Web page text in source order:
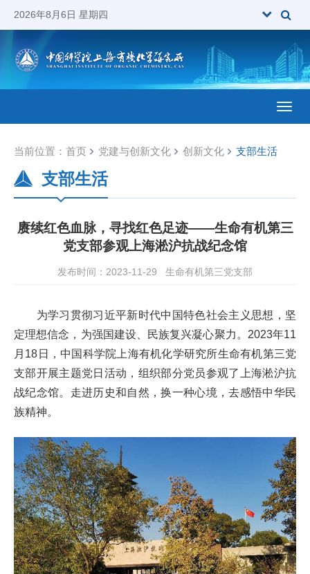
2026年8月6日 星期四
当前位置： 首页 党建与创新文化 创新文化 支部生活
支部生活
赓续红色血脉，寻找红色足迹——生命有机第三
党支部参观上海淞沪抗战纪念馆
发布时间：2023-11-29 生命有机第三党支部
为学习贯彻习近平新时代中国特色社会主义思想，坚
定理想信念，为强国建设、民族复兴凝心聚力。 2023年11
月 18 日，中国科学院上海有机化学研究所生命有机第三党
支部开展主题党日活动，组织部分党员参观了
上海淞沪抗
战纪念馆。走进历史和自然，换一种心境，去感悟中华民
族精神。